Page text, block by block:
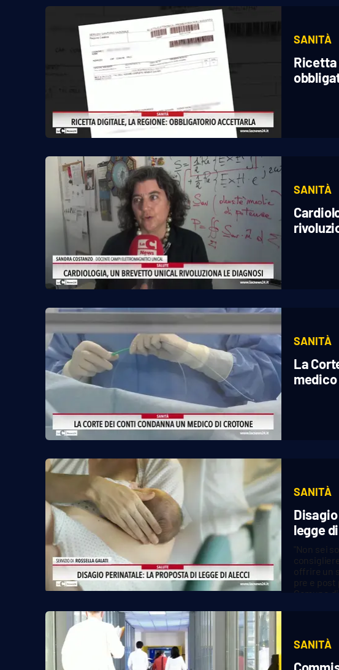
Cosenzachannel.it
Ilvibonese.it
Catanzarochannel.it
Vai
Cookie policy
Note legali
SANITÀ
Ricetta
SANITÀ
SANITÀ
La
SANITÀ
legge
"Non sei
offrire un
pre e post
Comune
SANITÀ